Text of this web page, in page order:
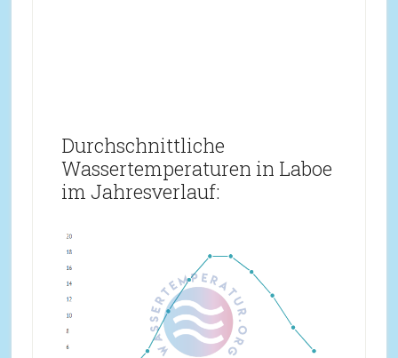
Durchschnittliche
Wassertemperaturen in Laboe
im Jahresverlauf: